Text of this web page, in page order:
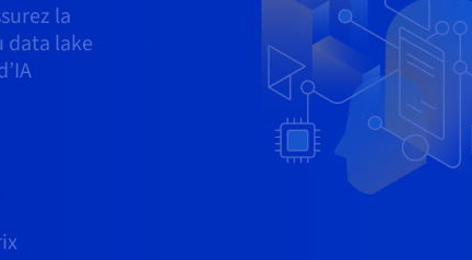
la
data lake